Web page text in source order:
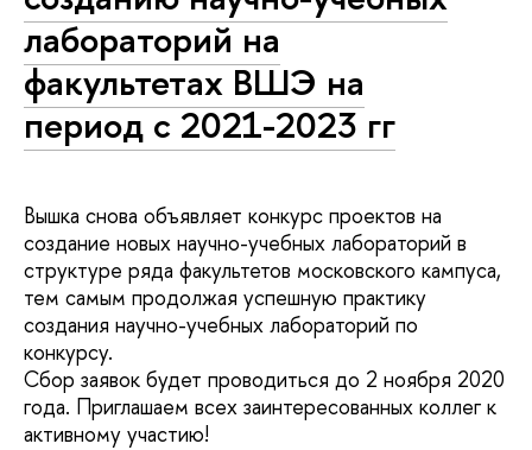
лабораторий на
факультетах ВШЭ на
период с 2021-2023 гг
Вышка снова объявляет конкурс проектов на
создание новых научно-учебных лабораторий в
структуре ряда факультетов московского кампуса,
тем самым продолжая успешную практику
создания научно-учебных лабораторий по
конкурсу.
Сбор заявок будет проводиться до 2 ноября 2020
года. Приглашаем всех заинтересованных коллег к
активному участию!